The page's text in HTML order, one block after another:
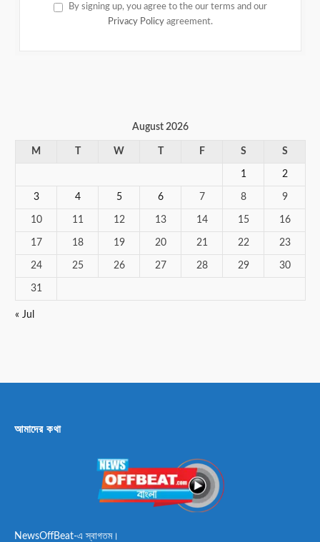
By signing up, you agree to the our terms and our
Privacy Policy agreement.
August 2026
M W F S S
1 2
3 4 5 6 7 8 9
10 11 12 13 14 15 16
17 18 19 20 21 22 23
24 25 26 27 28 29 30
31
« Jul
আমাদের কথা
NewsOffBeat-এ স্বাগতম।